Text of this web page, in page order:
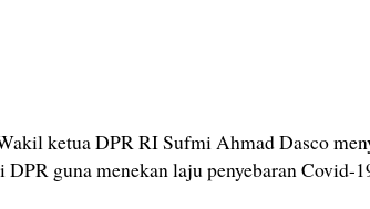
ketua DPR RI Sufmi Ahmad Dasco
DPR guna menekan laju penyebaran Covid-